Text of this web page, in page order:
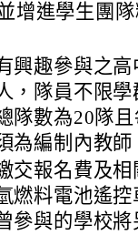
增進學生團
興趣參與之
，隊員不限
隊數為20隊
為編制內教師
交報名費及
燃料電池遙
參與的學校